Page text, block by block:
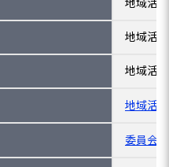
地域活
地域活
地域活
地域活
委員会